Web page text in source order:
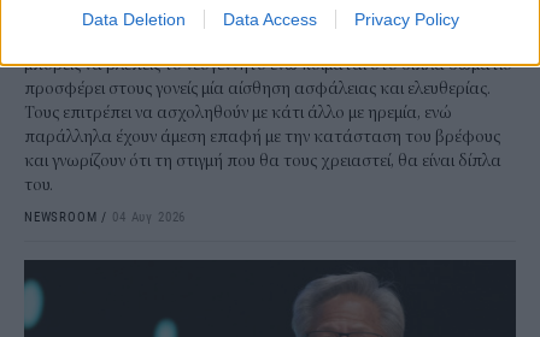
Data Deletion Data Access Privacy Policy
Οι συσκευές παρακολούθησης των μωρών είναι πλέον ένα από τα
μπορείς να βλέπεις το νεογέννητο ενώ κοιμάται στο δίπλα δωμάτιο
προσφέρει στους γονείς μία αίσθηση ασφάλειας και ελευθερίας.
Τους επιτρέπει να ασχοληθούν με κάτι άλλο με ηρεμία, ενώ
παράλληλα έχουν άμεση επαφή με την κατάσταση του βρέφους
και γνωρίζουν ότι τη στιγμή που θα τους χρειαστεί, θα είναι δίπλα
του.
NEWSROOM / 04 Αυγ 2026